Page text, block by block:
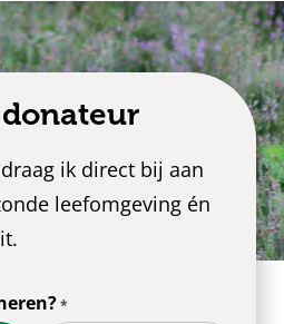
ik direct bij aan
leefomgeving én